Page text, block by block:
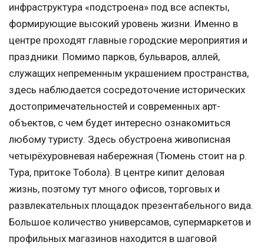
инфраструктура «подстроена» под все аспекты,
формирующие высокий уровень жизни. Именно в
центре проходят главные городские мероприятия и
праздники. Помимо парков, бульваров, аллей,
служащих непременным украшением пространства,
здесь наблюдается сосредоточение исторических
достопримечательностей и современных арт-
объектов, с чем будет интересно ознакомиться
любому туристу. Здесь обустроена живописная
четырёхуровневая набережная (Тюмень стоит на р.
Тура, притоке Тобола). В центре кипит деловая
жизнь, поэтому тут много офисов, торговых и
развлекательных площадок презентабельного вида.
Большое количество универсамов, супермаркетов и
профильных магазинов находится в шаговой